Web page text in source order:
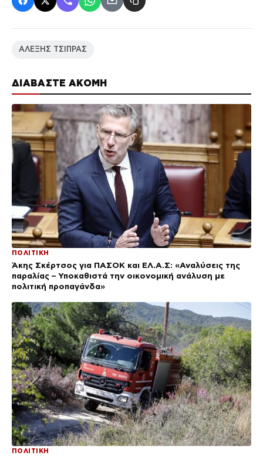
ΔΙΑΒΑΣΤΕ ΑΚΟΜΗ
ΠΟΛΙΤΙΚΗ
Άκης Σκέρτσος για ΠΑΣΟΚ και ΕΛ.Α.Σ: «Αναλύσεις της
παραλίας – Υποκαθιστά την οικονομική ανάλυση με
πολιτική προπαγάνδα»
ΠΟΛΙΤΙΚΗ
ΑΛΕΞΗΣ ΤΣΙΠΡΑΣ